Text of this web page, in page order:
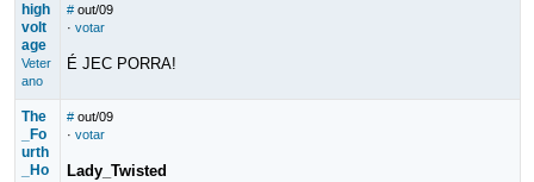
high
volt
age
Veter
ano
# out/09
· votar
É JEC PORRA!
The
_Fo
urth
_Ho
# out/09
· votar
Lady_Twisted